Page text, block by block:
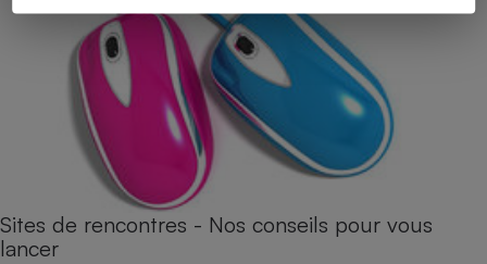
Sites de rencontres - Nos conseils pour vous
lancer